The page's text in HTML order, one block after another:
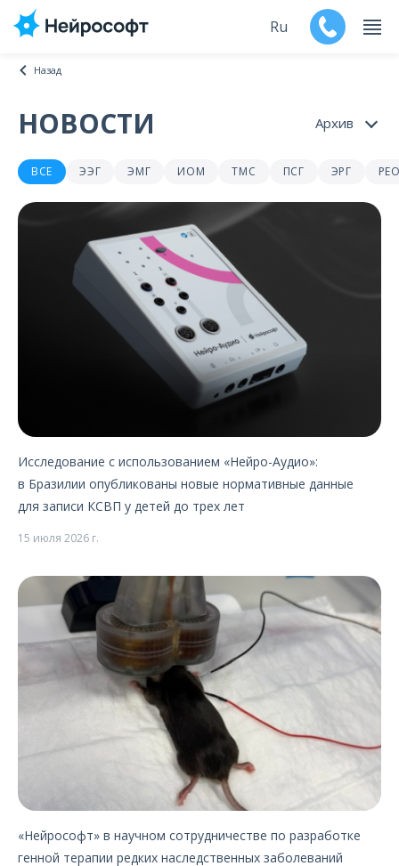
Контакты
Мероприятия
Обучение
Дилеры
О компании
Ru
Назад
НОВОСТИ Архив
2020
2019
2016
2015
2014
ВСЕ ЭЭГ ЭМГ ИОМ ТМС ПСГ ЭРГ
Исследование с использованием «Нейро-Аудио»:
в Бразилии опубликованы новые нормативные данные
для записи КСВП у детей до трех лет
15 июля 2026 г.
«Нейрософт» в научном сотрудничестве по разработке
генной терапии редких наследственных заболеваний